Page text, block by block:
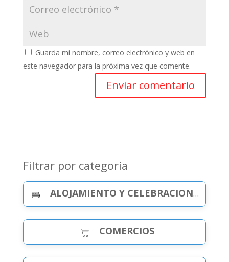
Guarda mi nombre, correo electrónico y web en
este navegador para la próxima vez que comente.
Filtrar por categoría
ALOJAMIENTO Y CELEBRACIONES
COMERCIOS